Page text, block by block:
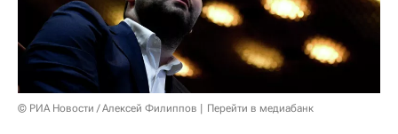
© РИА Новости / Алексей Филиппов Перейти в медиабанк